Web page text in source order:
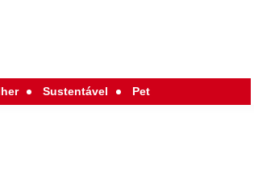
Sustentável Pet